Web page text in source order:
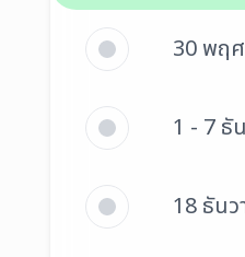
30 พฤ
1 - 7 ธั
18 ธัน